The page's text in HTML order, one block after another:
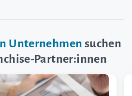
Unternehmen suchen
Partner:innen